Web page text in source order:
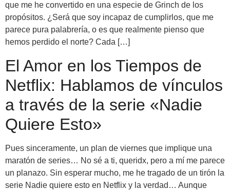
que me he convertido en una especie de Grinch de los
propósitos. ¿Será que soy incapaz de cumplirlos, que me
parece pura palabrería, o es que realmente pienso que
hemos perdido el norte? Cada […]
El Amor en los Tiempos de
Netflix: Hablamos de vínculos
a través de la serie «Nadie
Quiere Esto»
Pues sinceramente, un plan de viernes que implique una
maratón de series… No sé a ti, queridx, pero a mí me parece
un planazo. Sin esperar mucho, me he tragado de un tirón la
serie Nadie quiere esto en Netflix y la verdad… Aunque